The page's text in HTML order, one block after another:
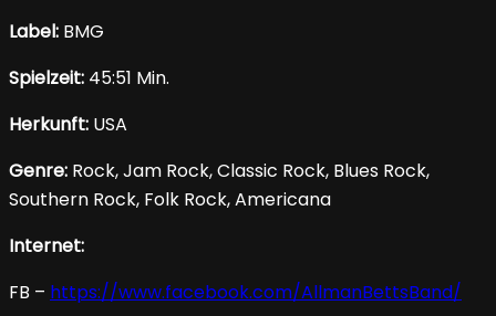
Label: BMG
Spielzeit: 45:51 Min.
Herkunft: USA
Genre: Rock, Jam Rock, Classic Rock, Blues Rock,
Southern Rock, Folk Rock, Americana
Internet:
FB – https://www.facebook.com/AllmanBettsBand/